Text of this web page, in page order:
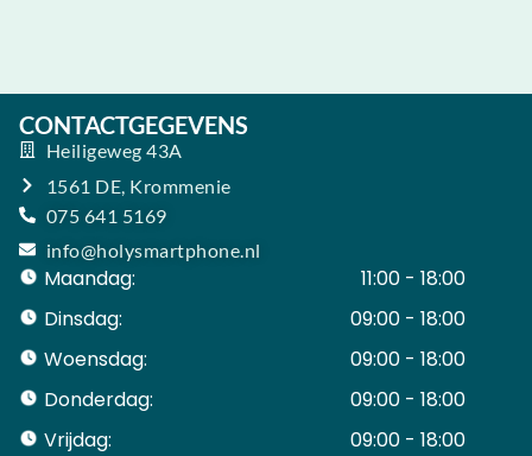
CONTACTGEGEVENS
Heiligeweg 43A
1561 DE, Krommenie
075 641 5169
info@holysmartphone.nl
Maandag:
11:00 - 18:00
Dinsdag:
09:00 - 18:00
Woensdag:
09:00 - 18:00
Donderdag:
09:00 - 18:00
Vrijdag:
09:00 - 18:00